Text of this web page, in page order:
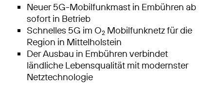
Neuer 5G-Mobilfunkmast in Embühren ab
sofort in Betrieb
Schnelles 5G im O2 Mobilfunknetz für die
Region in Mittelholstein
Der Ausbau in Embühren verbindet
ländliche Lebensqualität mit modernster
Netztechnologie